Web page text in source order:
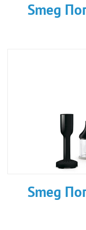
Smeg
Smeg